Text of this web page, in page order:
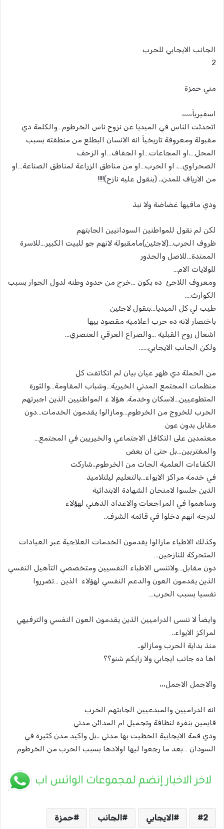
الجانب الايجابي للحرب
2
مني حمزة
اسفيرياً،،،،،
اتحدثت الناس في الميديا عن نزوح ناس الخرطوم…والكلمة دي
مقبولة ومعروفة تاريخياً انه الانسان البطلع من منطقته بسبب
المحل….او المجاعات…او الجفاف…او الزحف
الصحراوي…. او الحرب…او من مناطق الزراعة لمناطق الصناعة…او
من الارياف للمدن.. (بنقول عليه نازح)!!!!
ودي مافيها غضاضة ولا نبذ
لكن لم نقول للمواطنين السودانيين الجابتهم
ظروف الحرب…(لاجئين)مامقبولة لانهم جو للبيت الكبير…للاسرة
الممتدة…للاصل والجذور
للولايات الام…
ومعروف اللاجئ ده بكون …خرج من حدود وطنه لدول الجوار بسبب
الكوارث….
طيب لي كل الميديا…بتقول لاجئين
باختصار لانه ده حرب اعلامية مقصود بيها
اشعال روح القبلية …والصراع العرقي العنصري…
ولكن الجانب الايجابي……
من الحملة دي ظهر عيان بيان لم اتكاتفت كل
منظمات المجتمع المدني الخيرية…وشباب المقاومة…والثورة
المتطوعيين…لاسكان وخدمة. هؤلا ء المواطنيين الذين اجبرتهم
الحرب للخروج من الخرطوم…ومازالوا يقدمون الخدمات…دون
مقابل بدون عون
معتمدين على التكافل الاجتماعي والخيريين في المجتمع…
والمغتربين…بل حتى ان بعض
الكفاءات العلمية الجات من الخرطوم..شاركت
في خدمة مراكز الايواء…بالتعليم ليلتلاميذ
الذين جلسوا لامتحان الشهادة الابتدائية
وساهموا في المراجعات والاعداد الذهني لهؤلاء
لدرجة انهم دخلوا في قائمة الشرف..
وكذلك الاطباء مازالوا يقدمون الخدمات العلاجية عبر العيادات
المتحركة للنازحين…
دون مقابل…ولاننسى الاطباء النفسيين ومتخصصي التأهيل النفسي
الذين يقدمون العون والدعم النفسي لهؤلاء الذين …تضرروا
نفسيا بسبب الحرب…
وايضاُ لا ننسى الدراميين الذين يقدمون العون النفسي والترفيهي
لمراكز الايواء..
منذ بداية الحرب ومازالو..
اها ده جانب ايجابي ولا رايكم شنو؟؟
والاجمل الاجمل،،،
انه الدراميين والمبدعيين الجابتهم الحرب
قايمين بنفرة لنظافة وتجميل ام المدائن مدني
ودي قمة الايجابية الحظيت بها مدني ..بل واكيد مدن كثيرة في
السودان …بعد ما رجعوا ليها اولادها بسبب الحرب من الخرطوم
2 الايجابي الجانب حمزة